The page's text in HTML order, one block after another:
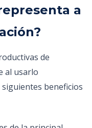
a
de
al usarlo
beneficios